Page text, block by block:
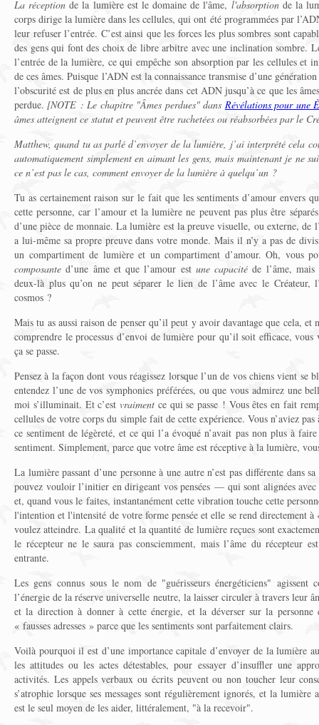
La réception de la lumière est le domaine de l'âme, l'absorptionde la
corps dirige la lumière dans les cellules, qui ont été programmées par
leur refuser l’entrée. C’est ainsi que les forces les plus sombres sont
des gens qui font des choix de libre arbitre avec une inclination sombre.
l’entrée de la lumière, ce qui empêche son absorption par les cellules et
de ces âmes. Puisque l’ADN est la connaissance transmise d’une
l’obscurité est de plus en plus ancrée dans cet ADN jusqu’à ce que les
perdue.[NOTE : Le chapitre "Âmes perdues" dans Révélations pour une
âmes atteignent ce statut et peuvent être rachetées ou réabsorbées par le
Matthew, quand tu as parlé d’envoyer de la lumière, j’ai interprété cela
automatiquement simplement en aimant les gens, mais maintenant je ne
ce n’est pas le cas, comment envoyer de la lumière à quelqu’un ?
Tu as certainement raison sur le fait que les sentiments d’amour envers
cette personne, car l’amour et la lumière ne peuvent pas plus être
d’une pièce de monnaie. La lumière est la preuve visuelle, ou externe,
a lui-même sa propre preuve dans votre monde. Mais il n’y a pas de
un compartiment de lumière et un compartiment d’amour. Oh, vous
composante d’une âme et que l’amour est une capacité de l’âme,
deux-là plus qu’on ne peut séparer le lien de l’âme avec le Créateur,
cosmos ?
Mais tu as aussi raison de penser qu’il peut y avoir davantage que cela, et
comprendre le processus d’envoi de lumière pour qu’il soit efficace,
ça se passe.
Pensez à la façon dont vous réagissez lorsque l’un de vos chiens vient se
entendez l’une de vos symphonies préférées, ou que vous admirez une
moi s’illuminait. Et c’est vraiment ce qui se passe ! Vous êtes en fait
cellules de votre corps du simple fait de cette expérience. Vous n’aviez
ce sentiment de légèreté, et ce qui l’a évoqué n’avait pas non plus à
sentiment. Simplement, parce que votre âme est réceptive à la lumière,
La lumière passant d’une personne à une autre n’est pas différente dans
pouvez vouloir l’initier en dirigeant vos pensées — qui sont alignées
et, quand vous le faites, instantanément cette vibration touche cette
l'intention et l'intensité de votre forme pensée et elle se rend directement à
voulez atteindre. La qualité et la quantité de lumière reçues sont
le récepteur ne le saura pas consciemment, mais l’âme du récepteur
entrante.
Les gens connus sous le nom de "guérisseurs énergéticiens" agissent
l’énergie de la réserve universelle neutre, la laisser circuler à travers leur
et la direction à donner à cette énergie, et la déverser sur la
« fausses adresses » parce que les sentiments sont parfaitement clairs.
Voilà pourquoi il est d’une importance capitale d’envoyer de la lumière
les attitudes ou les actes détestables, pour essayer d’insuffler une
activités. Les appels verbaux ou écrits peuvent ou non toucher leur
s’atrophie lorsque ses messages sont régulièrement ignorés, et la
est le seul moyen de les aider, littéralement, "à la recevoir".